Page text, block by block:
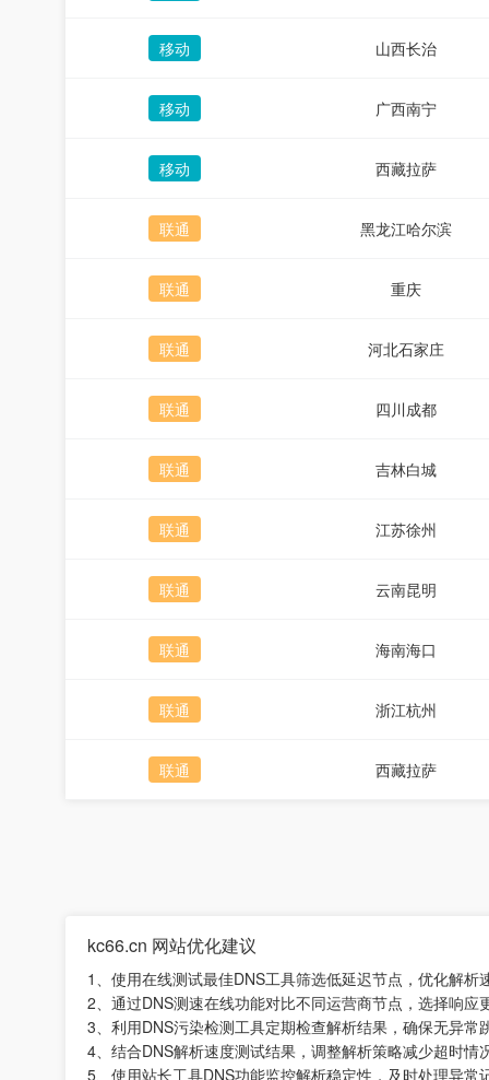
移动 山西长治
移动 广西南宁
移动 西藏拉萨
联通 黑龙江哈尔滨
联通 重庆
联通 河北石家庄
联通 四川成都
联通 吉林白城
联通 江苏徐州
联通 云南昆明
联通 海南海口
联通 浙江杭州
联通 西藏拉萨
kc66.cn 网站优化建议
1、使用在线测试最佳DNS工具筛选低延迟节点，优化解析
2、通过DNS测速在线功能对比不同运营商节点，选择响应
3、利用DNS污染检测工具定期检查解析结果，确保无异常
4、结合DNS解析速度测试结果，调整解析策略减少超时情
5、使用站长工具DNS功能监控解析稳定性，及时处理异常